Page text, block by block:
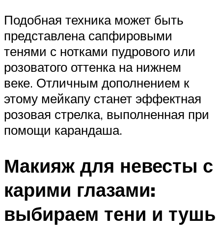
Подобная техника может быть
представлена сапфировыми
тенями с нотками пудрового или
розоватого оттенка на нижнем
веке. Отличным дополнением к
этому мейкапу станет эффектная
розовая стрелка, выполненная при
помощи карандаша.
Макияж для невесты с
карими глазами:
выбираем тени и тушь